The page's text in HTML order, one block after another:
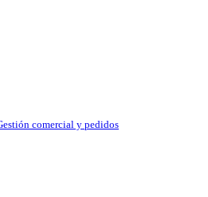
comercial y pedidos